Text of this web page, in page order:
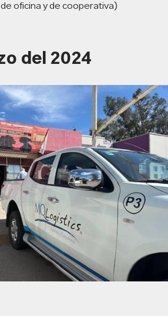
oficina y de cooperativa)
del 2024